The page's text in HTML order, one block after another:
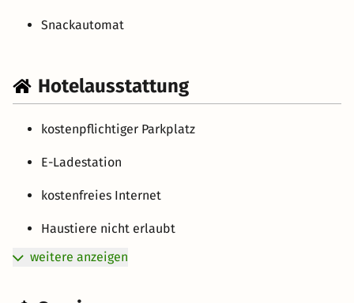
Snackautomat
Hotelausstattung
kostenpflichtiger Parkplatz
E-Ladestation
kostenfreies Internet
Haustiere nicht erlaubt
weitere anzeigen